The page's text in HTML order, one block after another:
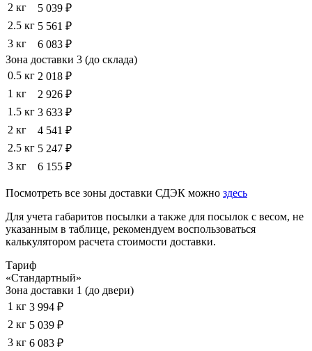
2 кг
5 039 ₽
2.5 кг 5 561 ₽
3 кг
6 083 ₽
Зона доставки 3 (до склада)
0.5 кг 2 018 ₽
1 кг
2 926 ₽
1.5 кг 3 633 ₽
2 кг
4 541 ₽
2.5 кг 5 247 ₽
3 кг
6 155 ₽
Посмотреть все зоны доставки СДЭК можно здесь
Для учета габаритов посылки а также для посылок с весом, не
указанным в таблице, рекомендуем воспользоваться
калькулятором расчета стоимости доставки.
Тариф
«Стандартный»
Зона доставки 1 (до двери)
1 кг 3 994 ₽
2 кг 5 039 ₽
3 кг 6 083 ₽